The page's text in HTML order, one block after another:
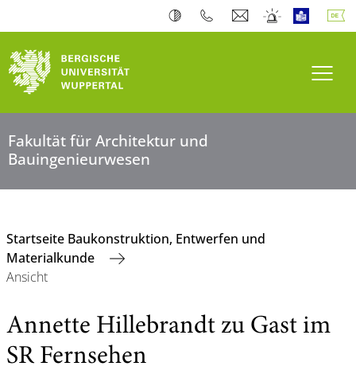
Fakultät für Architektur und
Bauingenieurwesen
Startseite Baukonstruktion, Entwerfen und
Materialkunde
Ansicht
Annette Hillebrandt zu Gast im
SR Fernsehen